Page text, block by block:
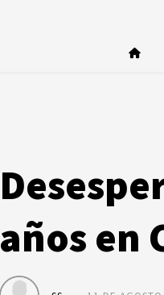
años en